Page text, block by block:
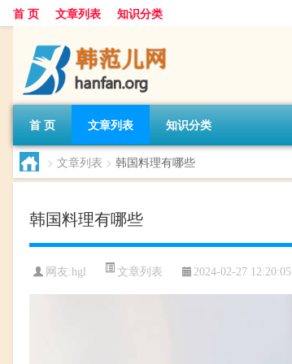
首 页 文章列表 知识分类
首 页 文章列表 知识分类
> 文章列表 > 韩国料理有哪些
韩国料理有哪些
网友:hgl 文章列表 2024-02-27 12:20:05